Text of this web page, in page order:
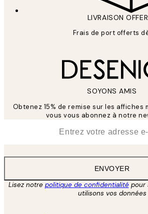
LIVRAISON
Frais de port offerts
SOYONS AMIS
Obtenez 15% de remise sur les affiches
vous vous abonnez à notre
ENVOYER
Lisez notre politique de confidentialitépour
utilisons vos données